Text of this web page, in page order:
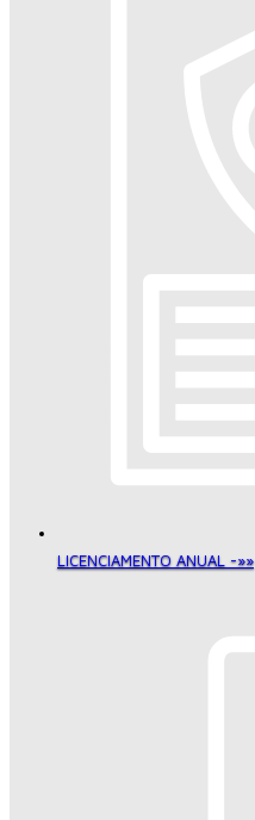
LICENCIAMENTO ANUAL -»»